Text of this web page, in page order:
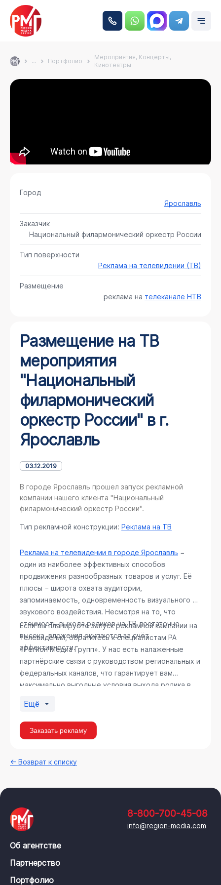
... Портфолио
Мероприятия, Концерты,
Кинотеатры
Город
Ярославль
Заказчик
Национальный филармонический оркестр России
Тип поверхности
Реклама на телевидении (ТВ)
Размещение
реклама на телеканале НТВ
Размещение на ТВ
мероприятия
"Национальный
филармонический
оркестр России" в г.
Ярославль
03.12.2019
В городе Ярославль прошел запуск рекламной
компании нашего клиента "Национальный
филармонический оркестр России".
Тип рекламной конструкции: Реклама на ТВ
Реклама на телевидении в городе Ярославль −
один из наиболее эффективных способов
продвижения разнообразных товаров и услуг. Её
плюсы − широта охвата аудитории,
запоминаемость, одновременность визуального и
звукового воздействия. Несмотря на то, что
стоимость выхода роликов на ТВ достаточно
высока, вложения окупаются за счёт
эффективности.
Если вы планируете запуск рекламной кампании на
телевидении, обратитесь к специалистам РА
«Регион Медиа Групп». У нас есть налаженные
партнёрские связи с руководством региональных и
федеральных каналов, что гарантирует вам
максимально выгодные условия выхода ролика в
Ещё
Заказать рекламу
← Возврат к списку
8-800-700-45-08
info@region-media.com
Об агентстве
Партнерство
Портфолио